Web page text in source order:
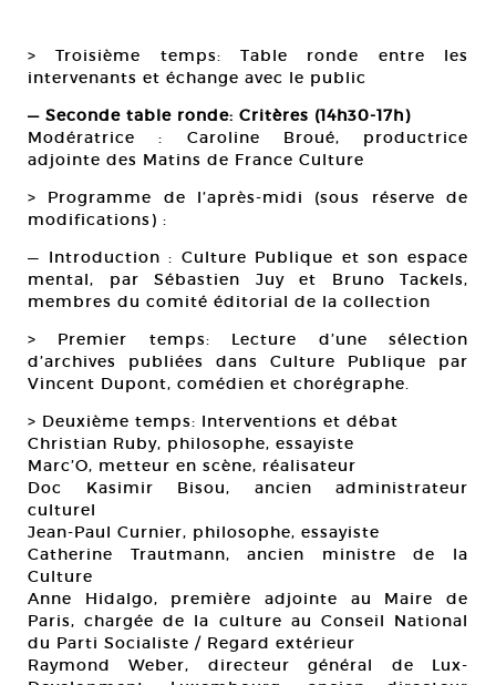
> Troisième temps: Table ronde entre les
intervenants et échange avec le public
— Seconde table ronde: Critères (14h30-17h)
Modératrice : Caroline Broué, productrice
adjointe des Matins de France Culture
> Programme de l’après-midi (sous réserve de
modifications) :
— Introduction : Culture Publique et son espace
mental, par Sébastien Juy et Bruno Tackels,
membres du comité éditorial de la collection
> Premier temps: Lecture d’une sélection
d’archives publiées dans Culture Publique par
Vincent Dupont, comédien et chorégraphe.
> Deuxième temps: Interventions et débat
Christian Ruby, philosophe, essayiste
Marc’O, metteur en scène, réalisateur
Doc Kasimir Bisou, ancien administrateur
culturel
Jean-Paul Curnier, philosophe, essayiste
Catherine Trautmann, ancien ministre de la
Culture
Anne Hidalgo, première adjointe au Maire de
Paris, chargée de la culture au Conseil National
du Parti Socialiste / Regard extérieur
Raymond Weber, directeur général de Lux-